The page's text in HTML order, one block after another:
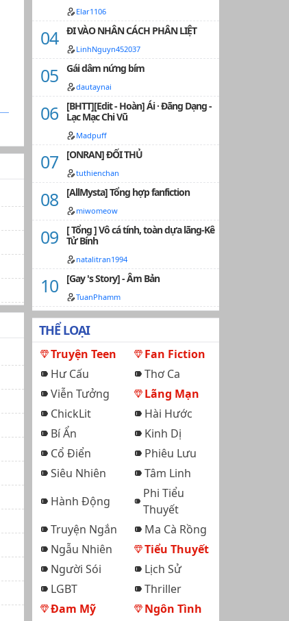
Elar1106
ĐI VÀO NHÂN CÁCH PHÂN LIỆT
LinhNguyn452037
Gái dâm nứng bím
dautaynai
[BHTT][Edit - Hoàn] Ái · Đãng Dạng -
Lạc Mạc Chi Vũ
Madpuff
[ONRAN] ĐỐI THỦ
tuthienchan
[AllMysta] Tổng hợp fanfiction
miwomeow
[ Tổng ] Vô cá tính, toàn dựa lãng-Kê
Tử Bính
natalitran1994
[Gay 's Story] - Âm Bản
TuanPhamm
THỂ LOẠI
Truyện Teen
Fan Fiction
Hư Cấu
Thơ Ca
Viễn Tưởng
Lãng Mạn
ChickLit
Hài Hước
Bí Ẩn
Kinh Dị
Cổ Điển
Phiêu Lưu
Siêu Nhiên
Tâm Linh
Hành Động
Phi Tiểu
Thuyết
Truyện Ngắn
Ma Cà Rồng
Ngẫu Nhiên
Tiểu Thuyết
Người Sói
Lịch Sử
LGBT
Thriller
Đam Mỹ
Ngôn Tình